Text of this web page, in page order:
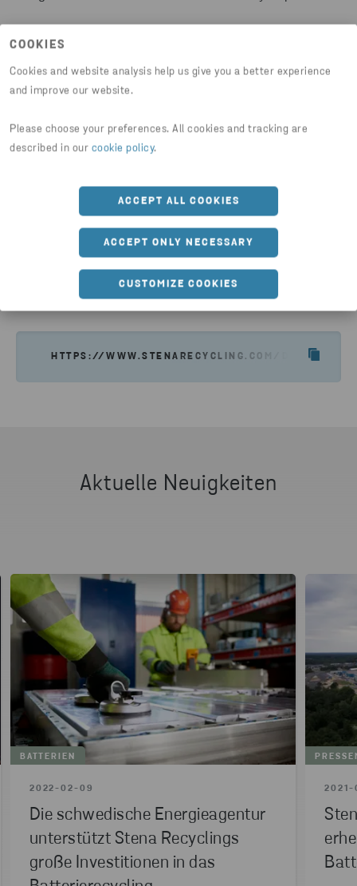
COOKIES
Cookies and website analysis help us give you a better experience
and improve our website.
Please choose your preferences. All cookies and tracking are
described in our cookie policy.
ACCEPT ALL COOKIES
ACCEPT ONLY NECESSARY
CUSTOMIZE COOKIES
„Diese Zusammenarbeit ist wirklich ein großer
Agnevall, Präsident von Volvo Buses.
Möchten Sie mehr über unsere Zusammenarbeit
der Website von Batteryloop.
MEHR DAZU LESEN
Artikel teilen
HTTPS://WWW.STENARECYCLING.COM/DE/NEWS-
Aktuelle Neuigkeiten
BATTERIEN
2022-02-09
Die schwedische Energieagentur
unterstützt Stena Recyclings
große Investitionen in das